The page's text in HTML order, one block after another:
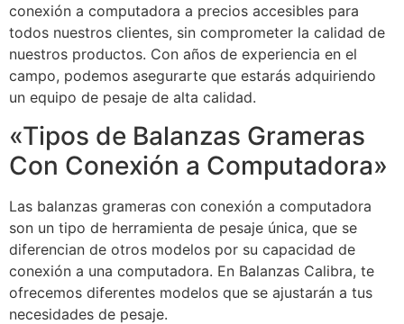
conexión a computadora a precios accesibles para
todos nuestros clientes, sin comprometer la calidad de
nuestros productos. Con años de experiencia en el
campo, podemos asegurarte que estarás adquiriendo
un equipo de pesaje de alta calidad.
«Tipos de Balanzas Grameras
Con Conexión a Computadora»
Las balanzas grameras con conexión a computadora
son un tipo de herramienta de pesaje única, que se
diferencian de otros modelos por su capacidad de
conexión a una computadora. En Balanzas Calibra, te
ofrecemos diferentes modelos que se ajustarán a tus
necesidades de pesaje.